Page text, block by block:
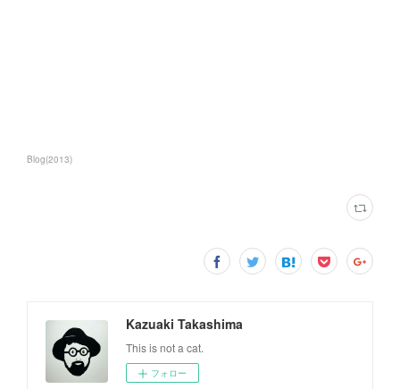
Blog(2013)
Kazuaki Takashima
This is not a cat.
フォロー